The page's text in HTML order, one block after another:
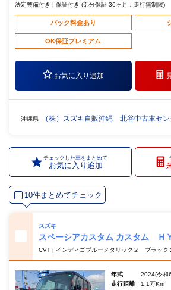
法定整備付き | 保証付き (部分保証 36ヶ月：走行無制限)
パック料金あり
OK保証プレミアム
お気に入り追加
沖縄県 （株）スズキ自販沖縄 北谷中古車セン
チェックした車をまとめて
お気に入り追加
10件まとめてチェック
スズキ
スペーシアカスタム カスタム Ｈ
CVT | インディゴブルーメタリック２ ブラック
年式
2024(令和
走行距離
1.1万Km